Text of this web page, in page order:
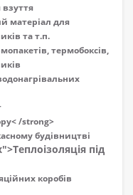
взуття
матеріал для
та т.п.
термобоксів,
/strong>
будівництві
Теплоізоляція під
коробів